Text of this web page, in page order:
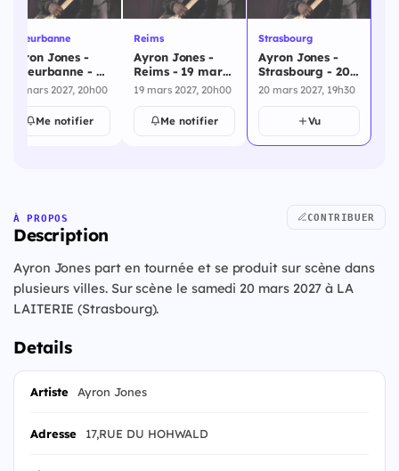
Villeurbanne
Ayron Jones -
Villeurbanne - 18
mars 2027
18 mars 2027, 20h00
Me notifier
Reims
Ayron Jones -
Reims - 19 mars
2027
19 mars 2027, 20h00
Me notifier
Strasbourg
Ayron Jones -
Strasbourg - 20
mars 2027
20 mars 2027, 19h30
Vu
À PROPOS
Description
CONTRIBUER
Ayron Jones part en tournée et se produit sur scène dans
plusieurs villes. Sur scène le samedi 20 mars 2027 à LA
LAITERIE (Strasbourg).
Details
Artiste Ayron Jones
Adresse 17,RUE DU HOHWALD